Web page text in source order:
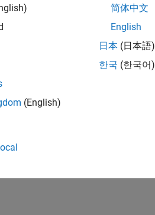
(English)
简体中文
English
日本 (日本語)
한국 (한국어)